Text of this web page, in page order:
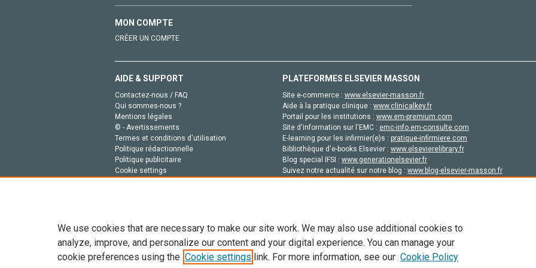
MON COMPTE
CRÉER UN COMPTE
AIDE & SUPPORT
Contactez-nous / FAQ
Qui sommes-nous ?
Mentions légales
© - Avertissements
Termes et conditions d'utilisation
Politique rédactionnelle
Politique publicitaire
Cookie settings
PLATEFORMES ELSEVIER MASSON
Site e-commerce : www.elsevier-masson.fr
Aide à la pratique clinique : www.clinicalkey.fr
Portail pour les institutions : www.em-premium.com
Site d'information sur l'EMC : emc-info.em-consulte.com
E-learning pour les infirmier(e)s : pratique-infirmiere.com
Bibliothèque d'e-books Elsevier : www.elsevierelibrary.fr
Blog special IFSI : www.generationelsevier.fr
Suivez notre actualité sur notre blog : www.blog-elsevier-masson.fr
Tout le contenu de ce site: Copyright © 2026 Elsevier, ses concédants de licence et ses contributeurs. Tout les droits sont réservés,
We use cookies that are necessary to make our site work. We may also use additional cookies to
analyze, improve, and personalize our content and your digital experience. You can manage your
cookie preferences using the Cookie settings link. For more information, see our Cookie Policy